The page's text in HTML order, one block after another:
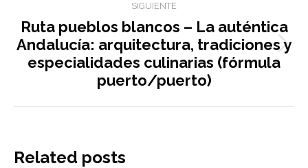
SIGUIENTE
Siguiente
entrada:
Ruta pueblos blancos – La auténtica
Andalucía: arquitectura, tradiciones y
especialidades culinarias (fórmula
puerto/puerto)
Related posts